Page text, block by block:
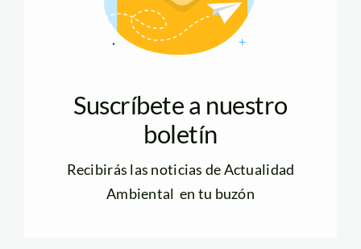
Suscríbete a nuestro
boletín
Recibirás las noticias de Actualidad
Ambiental en tu buzón